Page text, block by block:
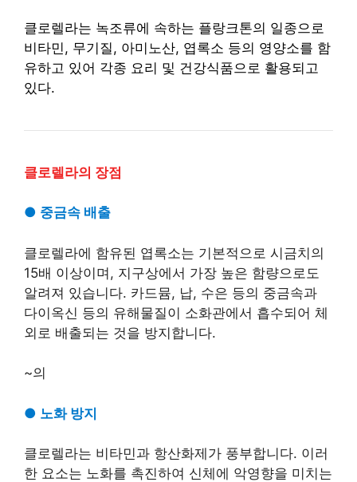
클로렐라는 녹조류에 속하는 플랑크톤의 일종으로
비타민, 무기질, 아미노산, 엽록소 등의 영양소를 함
유하고 있어 각종 요리 및 건강식품으로 활용되고
있다.
클로렐라의 장점
● 중금속 배출
클로렐라에 함유된 엽록소는 기본적으로 시금치의
15배 이상이며, 지구상에서 가장 높은 함량으로도
알려져 있습니다. 카드뮴, 납, 수은 등의 중금속과
다이옥신 등의 유해물질이 소화관에서 흡수되어 체
외로 배출되는 것을 방지합니다.
~의
● 노화 방지
클로렐라는 비타민과 항산화제가 풍부합니다. 이러
한 요소는 노화를 촉진하여 신체에 악영향을 미치는